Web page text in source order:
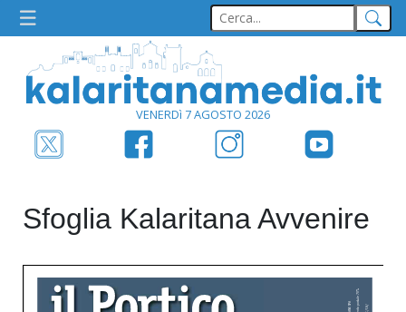
VENERDì 7 AGOSTO 2026
Sfoglia Kalaritana Avvenire